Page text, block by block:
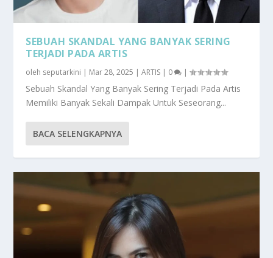
SEBUAH SKANDAL YANG BANYAK SERING
TERJADI PADA ARTIS
oleh seputarkini | Mar 28, 2025 |ARTIS | 0 |
Sebuah Skandal Yang Banyak Sering Terjadi Pada Artis
Memiliki Banyak Sekali Dampak Untuk Seseorang...
BACA SELENGKAPNYA